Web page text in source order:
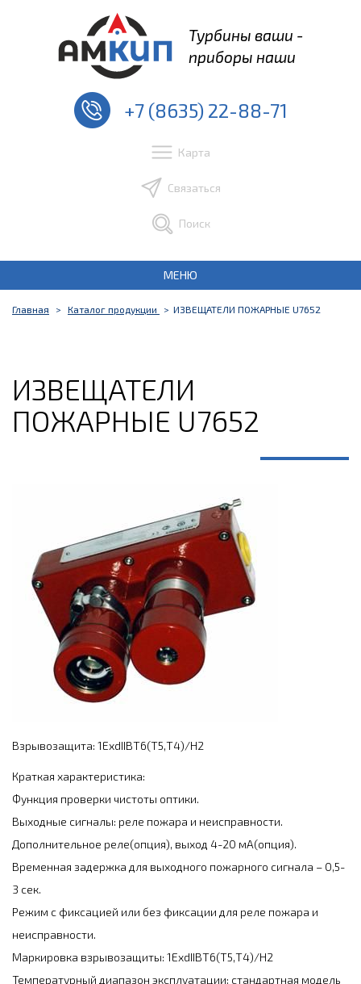
Турбины ваши -
приборы наши
+7 (8635) 22-88-71
Карта
Связаться
Поиск
МЕНЮ
Главная Каталог продукции ИЗВЕЩАТЕЛИ ПОЖАРНЫЕ U7652
ИЗВЕЩАТЕЛИ
ПОЖАРНЫЕ U7652
Взрывозащита: 1EхdIIBT6(Т5,Т4)/Н2
Краткая характеристика:
Функция проверки чистоты оптики.
Выходные сигналы: реле пожара и неисправности.
Дополнительное реле(опция), выход 4-20 мА(опция).
Временная задержка для выходного пожарного сигнала – 0,5-
3 сек.
Режим с фиксацией или без фиксации для реле пожара и
неисправности.
Маркировка взрывозащиты: 1EхdIIBT6(Т5,Т4)/Н2
Температурный диапазон эксплуатации: стандартная модель